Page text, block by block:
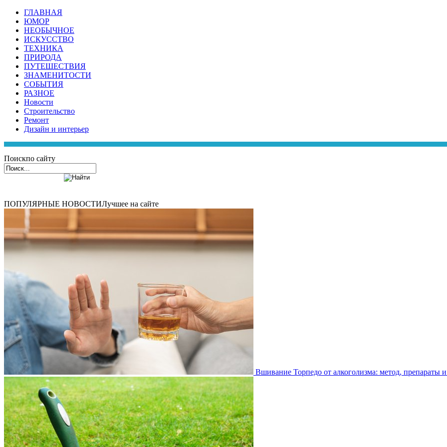
ГЛАВНАЯ
ЮМОР
НЕОБЫЧНОЕ
ИСКУССТВО
ТЕХНИКА
ПРИРОДА
ПУТЕШЕСТВИЯ
ЗНАМЕНИТОСТИ
СОБЫТИЯ
РАЗНОЕ
Новости
Строительство
Ремонт
Дизайн и интерьер
Поискпо сайту
ПОПУЛЯРНЫЕ НОВОСТИЛучшее на сайте
Вшивание Торпедо от алкоголизма: метод, препараты